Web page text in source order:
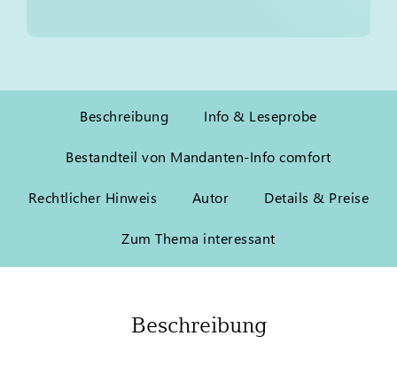
Beschreibung Info & Leseprobe
Bestandteil von Mandanten-Info comfort
Rechtlicher Hinweis Autor Details & Preise
Zum Thema interessant
Beschreibung